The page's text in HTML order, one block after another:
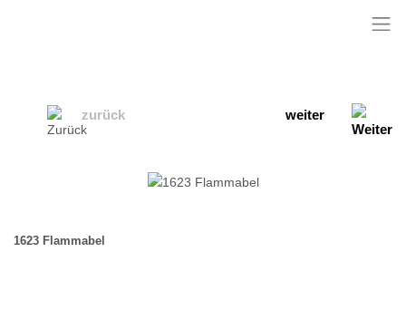
zurück weiter
1623 Flammabel